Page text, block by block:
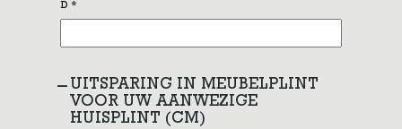
D *
UITSPARING IN MEUBELPLINT
VOOR UW AANWEZIGE
HUISPLINT (CM)